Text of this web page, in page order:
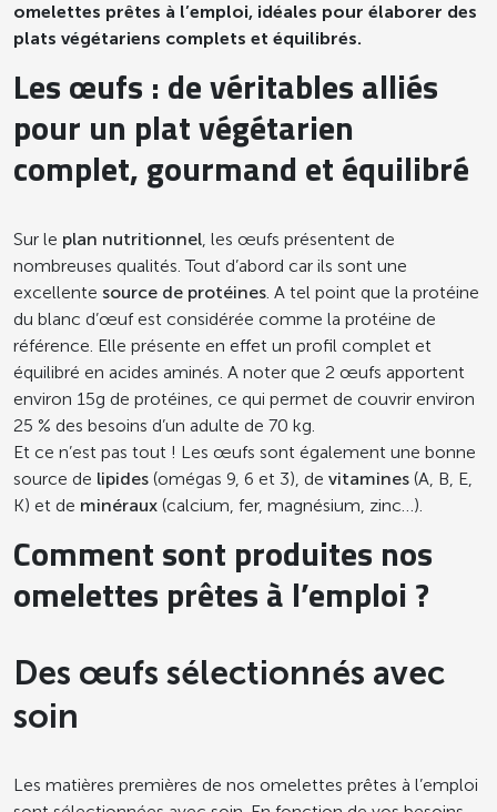
omelettes prêtes à l’emploi, idéales pour élaborer des
plats végétariens complets et équilibrés.
Les œufs : de véritables alliés
pour un plat végétarien
complet, gourmand et équilibré
Sur le plan nutritionnel, les œufs présentent de
nombreuses qualités. Tout d’abord car ils sont une
excellente source de protéines. A tel point que la protéine
du blanc d’œuf est considérée comme la protéine de
référence. Elle présente en effet un profil complet et
équilibré en acides aminés. A noter que 2 œufs apportent
environ 15g de protéines, ce qui permet de couvrir environ
25 % des besoins d’un adulte de 70 kg.
Et ce n’est pas tout ! Les œufs sont également une bonne
source de lipides (omégas 9, 6 et 3), de vitamines (A, B, E,
K) et de minéraux (calcium, fer, magnésium, zinc…).
Comment sont produites nos
omelettes prêtes à l’emploi ?
Des œufs sélectionnés avec
soin
Les matières premières de nos omelettes prêtes à l’emploi